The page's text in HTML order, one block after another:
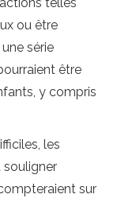
ou être
série
être
y compris
les
sur